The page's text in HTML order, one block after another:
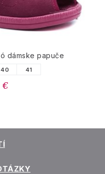
dámske papuče
40 41
€